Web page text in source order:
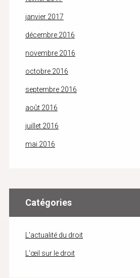
janvier 2017
décembre 2016
novembre 2016
octobre 2016
septembre 2016
août 2016
juillet 2016
mai 2016
Catégories
L'actualité du droit
L'œil sur le droit